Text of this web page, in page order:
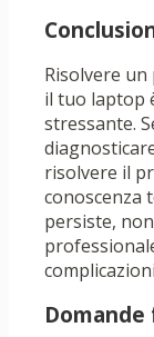
Risolvere
il tuo laptop
stressante.
risolvere il
conoscenza
persiste,